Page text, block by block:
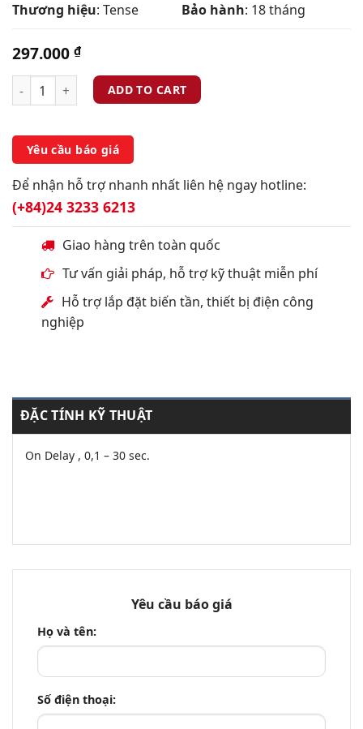
Thương hiệu: Tense Bảo hành: 18 tháng
297.000 ₫
ADD TO CART
Yêu cầu báo giá
Để nhận hỗ trợ nhanh nhất liên hệ ngay hotline:
(+84)24 3233 6213
Giao hàng trên toàn quốc
Tư vấn giải pháp, hỗ trợ kỹ thuật miễn phí
Hỗ trợ lắp đặt biến tần, thiết bị điện công
nghiệp
ĐẶC TÍNH KỸ THUẬT
On Delay , 0,1 – 30 sec.
Yêu cầu báo giá
Họ và tên:
Số điện thoại: